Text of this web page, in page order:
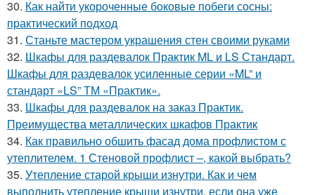
30. Как найти укороченные боковые побеги сосны:
практический подход
31. Станьте мастером украшения стен своими руками
32. Шкафы для раздевалок Практик ML и LS Стандарт.
Шкафы для раздевалок усиленные серии «ML” и
стандарт «LS” ТМ «Практик».
33. Шкафы для раздевалок на заказ Практик.
Преимущества металлических шкафов Практик
34. Как правильно обшить фасад дома профлистом с
утеплителем. 1 Стеновой профлист –, какой выбрать?
35. Утепление старой крыши изнутри. Как и чем
выполнить утепление крыши изнутри, если она уже